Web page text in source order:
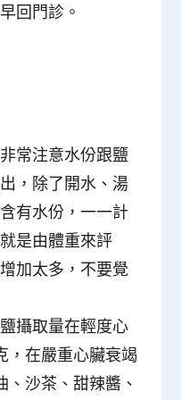
回門診。
常注意水份跟鹽
，除了開水、湯
有水份，一一計
是由體重來評
加太多，不要覺
攝取量在輕度心
，在嚴重心臟衰竭
沙茶、甜辣醬、